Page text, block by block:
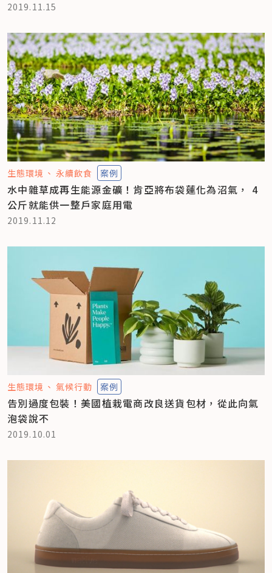
2019.11.15
生態環境 永續飲食 案例
水中雜草成再生能源金礦！肯亞將布袋蓮化為沼氣， 4
公斤就能供一整戶家庭用電
2019.11.12
生態環境 氣候行動 案例
告別過度包裝！美國植栽電商改良送貨包材，從此向氣
泡袋說不
2019.10.01